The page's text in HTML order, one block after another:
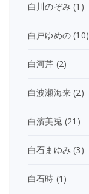
白川のぞみ (1)
白戸ゆめの (10)
白河芹 (2)
白波瀬海来 (2)
白濱美兎(21)
白石まゆみ (3)
白石時 (1)